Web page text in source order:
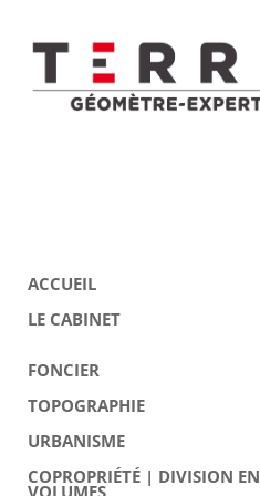
ACCUEIL
LE CABINET
FONCIER
TOPOGRAPHIE
URBANISME
COPROPRIÉTÉ | DIVISION EN
VOLUMES